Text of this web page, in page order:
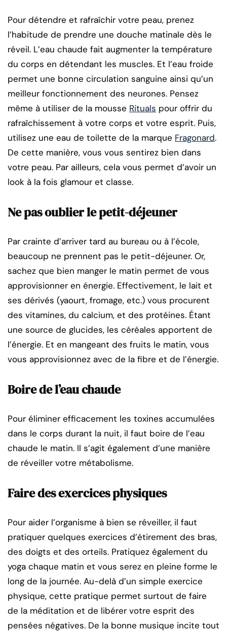
Pour détendre et rafraîchir votre peau, prenez
l’habitude de prendre une douche matinale dès le
réveil. L’eau chaude fait augmenter la température
du corps en détendant les muscles. Et l’eau froide
permet une bonne circulation sanguine ainsi qu’un
meilleur fonctionnement des neurones. Pensez
même à utiliser de la mousse Rituals pour offrir du
rafraîchissement à votre corps et votre esprit. Puis,
utilisez une eau de toilette de la marque Fragonard.
De cette manière, vous vous sentirez bien dans
votre peau. Par ailleurs, cela vous permet d’avoir un
look à la fois glamour et classe.
Ne pas oublier le petit-déjeuner
Par crainte d’arriver tard au bureau ou à l’école,
beaucoup ne prennent pas le petit-déjeuner. Or,
sachez que bien manger le matin permet de vous
approvisionner en énergie. Effectivement, le lait et
ses dérivés (yaourt, fromage, etc.) vous procurent
des vitamines, du calcium, et des protéines. Étant
une source de glucides, les céréales apportent de
l’énergie. Et en mangeant des fruits le matin, vous
vous approvisionnez avec de la fibre et de l’énergie.
Boire de l’eau chaude
Pour éliminer efficacement les toxines accumulées
dans le corps durant la nuit, il faut boire de l’eau
chaude le matin. Il s’agit également d’une manière
de réveiller votre métabolisme.
Faire des exercices physiques
Pour aider l’organisme à bien se réveiller, il faut
pratiquer quelques exercices d’étirement des bras,
des doigts et des orteils. Pratiquez également du
yoga chaque matin et vous serez en pleine forme le
long de la journée. Au-delà d’un simple exercice
physique, cette pratique permet surtout de faire
de la méditation et de libérer votre esprit des
pensées négatives. De la bonne musique incite tout